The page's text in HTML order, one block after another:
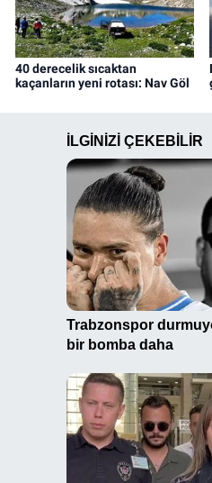
40 derecelik sıcaktan
kaçanların yeni rotası: Nav Göl